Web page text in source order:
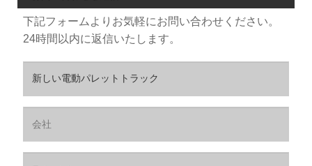
下記フォームよりお気軽にお問い合わせください。
24時間以内に返信いたします。